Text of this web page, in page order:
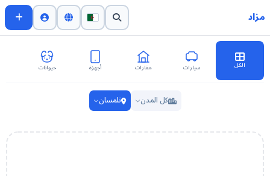
مزاد
الكل سيارات عقارات أجهزة حيوانات
كل المدن تلمسان